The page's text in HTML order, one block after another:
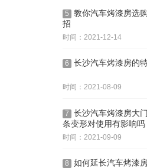
5
教你汽车烤漆房选
招
时间：2021-12-14
6 长沙汽车烤漆房的
时间：2021-08-09
7
长沙汽车烤漆房大
条变形对使用有影响吗
时间：2021-09-09
8
如何延长汽车烤漆